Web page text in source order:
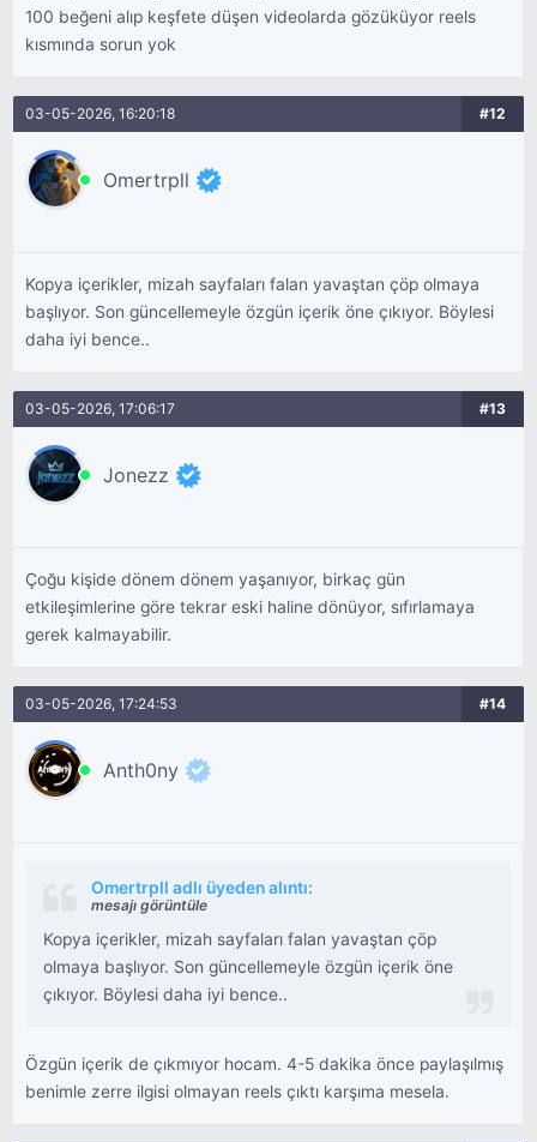
100 beğeni alıp keşfete düşen videolarda gözüküyor reels
kısmında sorun yok
03-05-2026, 16:20:18 #12
Omertrpll
Kopya içerikler, mizah sayfaları falan yavaştan çöp olmaya
başlıyor. Son güncellemeyle özgün içerik öne çıkıyor. Böylesi
daha iyi bence..
03-05-2026, 17:06:17 #13
Jonezz
Çoğu kişide dönem dönem yaşanıyor, birkaç gün
etkileşimlerine göre tekrar eski haline dönüyor, sıfırlamaya
gerek kalmayabilir.
03-05-2026, 17:24:53 #14
Anth0ny
Omertrpll adlı üyeden alıntı:
mesajı görüntüle
Kopya içerikler, mizah sayfaları falan yavaştan çöp
olmaya başlıyor. Son güncellemeyle özgün içerik öne
çıkıyor. Böylesi daha iyi bence..
Özgün içerik de çıkmıyor hocam. 4-5 dakika önce paylaşılmış
benimle zerre ilgisi olmayan reels çıktı karşıma mesela.